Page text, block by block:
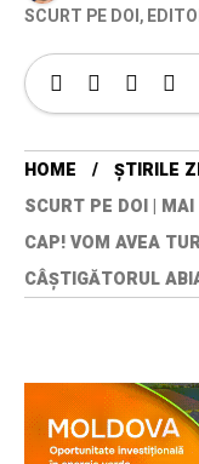
SCURT PE DOI,
HOME
ȘTIRILE
SCURT PE DOI |
CAP! VOM AVEA
CÂȘTIGĂTORUL